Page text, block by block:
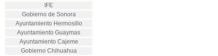
IFE
Gobierno de Sonora
Ayuntamiento Hermosillo
Ayuntamiento Guaymas
Ayuntamiento Cajeme
Gobierno Chihuahua